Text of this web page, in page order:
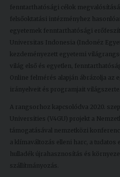
fenntarthatósági célok
felsőoktatási intézményhez
egyetemek fenntarthatósági
Universitas Indonesia (Indonéz
kezdeményezett egyetemi
világ első és egyetlen,
Online felmérés alapján ábrázolja az
irányelveit és programjait világszerte.
A rangsorhoz kapcsolódva 2020.
Universities (V4GU) projekt a
támogatásával nemzetközi
a klímaváltozás elleni harc, a
hulladék újrahasznosítás és
szállítmányozás.